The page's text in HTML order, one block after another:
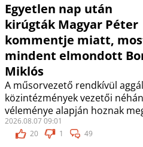
Egyetlen nap után
kirúgták Magyar Péter
kommentje miatt,
mindent elmondott
Miklós
A műsorvezető rendkívül
közintézmények vezetői
véleménye alapján hoznak
2026.08.07 09:01
20
1 49